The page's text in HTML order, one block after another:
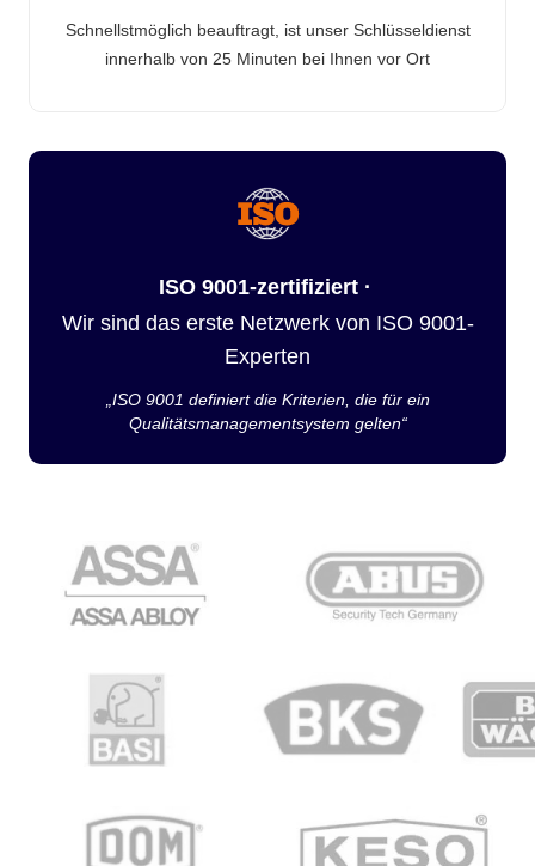
Schnellstmöglich beauftragt, ist unser Schlüsseldienst
innerhalb von 25 Minuten bei Ihnen vor Ort
ISO 9001-zertifiziert ·
Wir sind das erste Netzwerk von ISO 9001-
Experten
„ISO 9001 definiert die Kriterien, die für ein
Qualitätsmanagementsystem gelten“